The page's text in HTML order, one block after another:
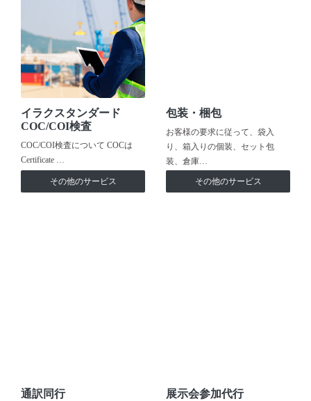
イラクスタンダード
COC/COI検査
COC/COI検査について COCは
Certificate …
その他のサービス
包装・梱包
お客様の要求に従って、袋入
り、箱入りの個装、セット包
装、倉庫…
その他のサービス
通訳同行 展示会参加代行